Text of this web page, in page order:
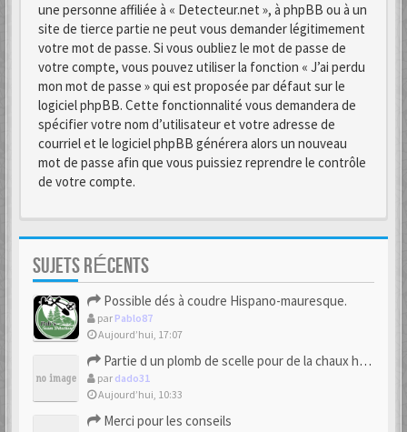
une personne affiliée à « Detecteur.net », à phpBB ou à un
site de tierce partie ne peut vous demander légitimement
votre mot de passe. Si vous oubliez le mot de passe de
votre compte, vous pouvez utiliser la fonction « J’ai perdu
mon mot de passe » qui est proposée par défaut sur le
logiciel phpBB. Cette fonctionnalité vous demandera de
spécifier votre nom d’utilisateur et votre adresse de
courriel et le logiciel phpBB générera alors un nouveau
mot de passe afin que vous puissiez reprendre le contrôle
de votre compte.
SUJETS RÉCENTS
Possible dés à coudre Hispano-mauresque.
par Pablo87
Aujourd’hui, 17:07
Partie d un plomb de scelle pour de la chaux hydraulique
par dado31
Aujourd’hui, 10:33
Merci pour les conseils